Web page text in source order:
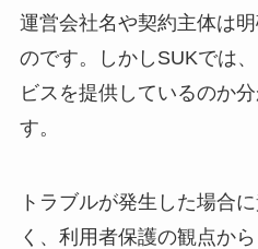
運営会社名や契約主体は
のです。しかしSUKでは
ビスを提供しているのか
す。
トラブルが発生した場合
く、利用者保護の観点か